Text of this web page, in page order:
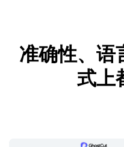
准确性、语
式上